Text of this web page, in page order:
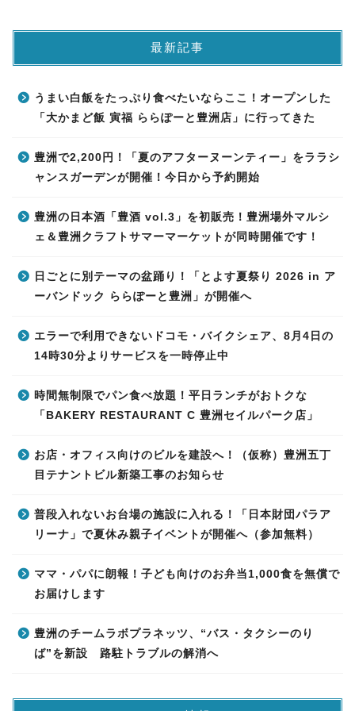
最新記事
うまい白飯をたっぷり食べたいならここ！オープンした
「大かまど飯 寅福 ららぽーと豊洲店」に行ってきた
豊洲で2,200円！「夏のアフターヌーンティー」をララシ
ャンスガーデンが開催！今日から予約開始
豊洲の日本酒「豊酒 vol.3」を初販売！豊洲場外マルシ
ェ＆豊洲クラフトサマーマーケットが同時開催です！
日ごとに別テーマの盆踊り！「とよす夏祭り 2026 in ア
ーバンドック ららぽーと豊洲」が開催へ
エラーで利用できないドコモ・バイクシェア、8月4日の
14時30分よりサービスを一時停止中
時間無制限でパン食べ放題！平日ランチがおトクな
「BAKERY RESTAURANT C 豊洲セイルパーク店」
お店・オフィス向けのビルを建設へ！（仮称）豊洲五丁
目テナントビル新築工事のお知らせ
普段入れないお台場の施設に入れる！「日本財団パラア
リーナ」で夏休み親子イベントが開催へ（参加無料）
ママ・パパに朗報！子ども向けのお弁当1,000食を無償で
お届けします
豊洲のチームラボプラネッツ、“バス・タクシーのり
ば”を新設 路駐トラブルの解消へ